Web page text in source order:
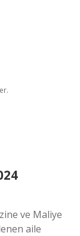
ve Maliye
aile